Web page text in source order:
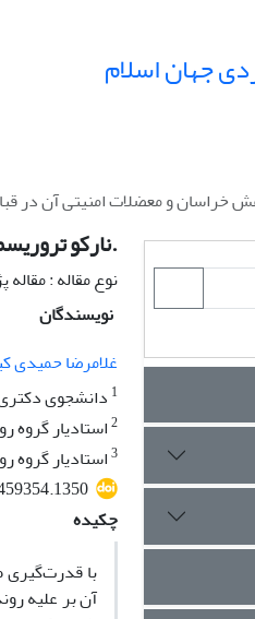
جهان اسلام
خراسان و معضلات امنیتی آن در
.نارکو
نوع مقاله :
نویسندگان
غلامرضا حمیدی
1 دانشجوی
2استادیار گروه
3استادیار گروه
چکیده
با قدرت‌گیری
آن بر علیه